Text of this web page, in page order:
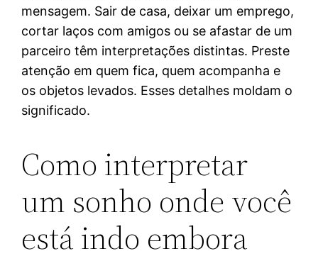
mensagem. Sair de casa, deixar um emprego,
cortar laços com amigos ou se afastar de um
parceiro têm interpretações distintas. Preste
atenção em quem fica, quem acompanha e
os objetos levados. Esses detalhes moldam o
significado.
Como interpretar
um sonho onde você
está indo embora